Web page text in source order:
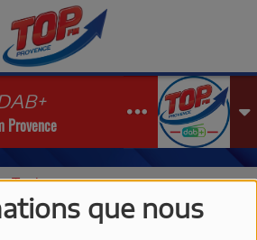
que nous
Provence
Tonic